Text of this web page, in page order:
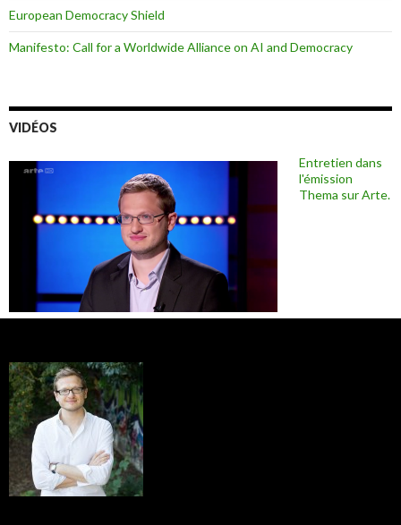
European Democracy Shield
Manifesto: Call for a Worldwide Alliance on AI and Democracy
VIDÉOS
Entretien dans
l'émission
Thema sur Arte.